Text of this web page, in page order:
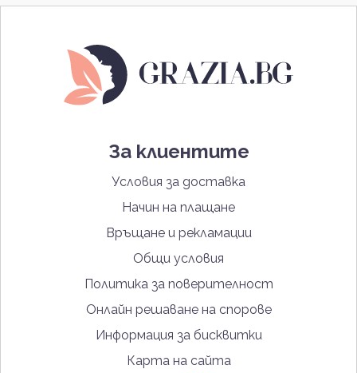
За клиентите
Условия за доставка
Начин на плащане
Връщане и рекламации
Общи условия
Политика за поверителност
Онлайн решаване на спорове
Информация за бисквитки
Карта на сайта